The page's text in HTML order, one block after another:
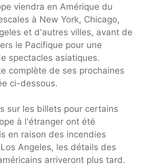
viendra en Amérique du
à New York, Chicago,
et d'autres villes, avant de
le Pacifique pour une
spectacles asiatiques.
complète de ses prochaines
ci-dessous.
sur les billets pour certains
à l'étranger ont été
en raison des incendies
Angeles, les détails des
arriveront plus tard.